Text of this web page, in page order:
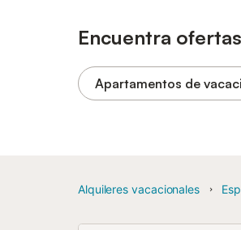
Encuentra ofertas
Apartamentos de
Alquileres vacacionales